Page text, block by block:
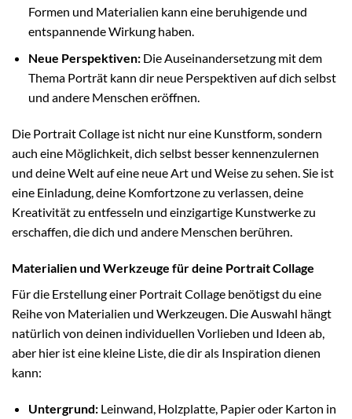
Formen und Materialien kann eine beruhigende und
entspannende Wirkung haben.
Neue Perspektiven:Die Auseinandersetzung mit dem
Thema Porträt kann dir neue Perspektiven auf dich selbst
und andere Menschen eröffnen.
Die Portrait Collage ist nicht nur eine Kunstform, sondern
auch eine Möglichkeit, dich selbst besser kennenzulernen
und deine Welt auf eine neue Art und Weise zu sehen. Sie ist
eine Einladung, deine Komfortzone zu verlassen, deine
Kreativität zu entfesseln und einzigartige Kunstwerke zu
erschaffen, die dich und andere Menschen berühren.
Materialien und Werkzeuge für deine Portrait Collage
Für die Erstellung einer Portrait Collage benötigst du eine
Reihe von Materialien und Werkzeugen. Die Auswahl hängt
natürlich von deinen individuellen Vorlieben und Ideen ab,
aber hier ist eine kleine Liste, die dir als Inspiration dienen
kann:
Untergrund:Leinwand, Holzplatte, Papier oder Karton in